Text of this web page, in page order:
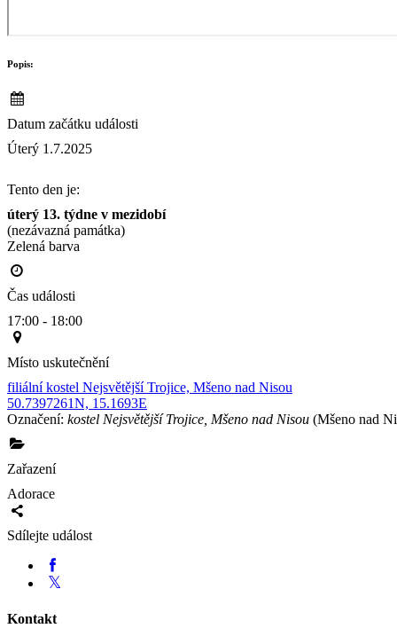
Popis:
Datum začátku události
Úterý 1.7.2025
Tento den je:
úterý 13. týdne v mezidobí
(nezávazná památka)
Zelená barva
Čas události
17:00 - 18:00
Místo uskutečnění
filiální kostel Nejsvětější Trojice, Mšeno nad Nisou
50.7397261N, 15.1693E
Označení: kostel Nejsvětější Trojice, Mšeno nad Nisou (Mšeno nad
Zařazení
Adorace
Sdílejte událost
Kontakt